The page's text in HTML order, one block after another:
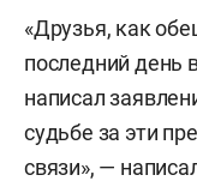
«Друзья, как
последний день
написал
судьбе за эти
связи», —